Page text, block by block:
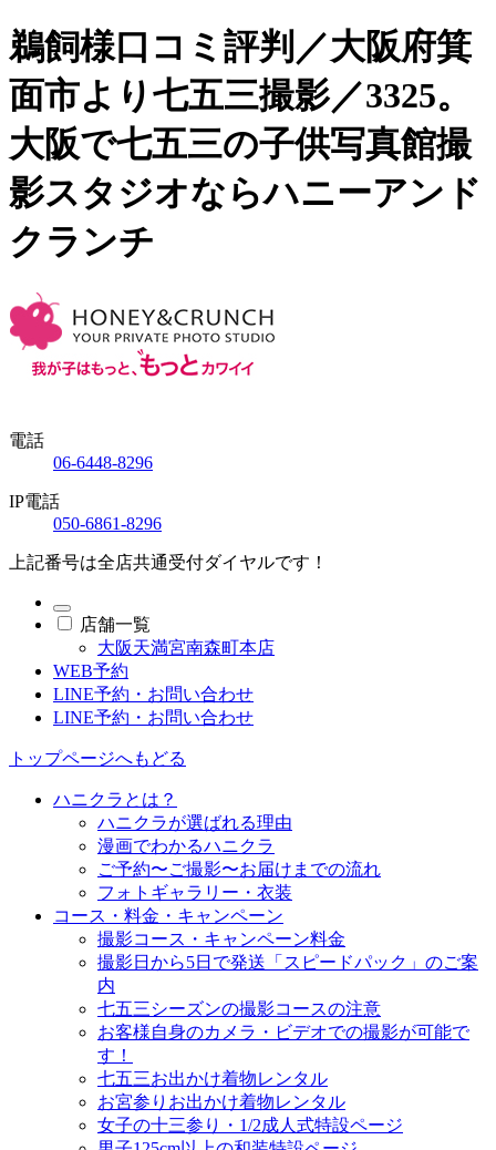
鵜飼様口コミ評判／大阪府箕
面市より七五三撮影／3325。
大阪で七五三の子供写真館撮
影スタジオならハニーアンド
クランチ
電話
06-6448-8296
IP電話
050-6861-8296
上記番号は全店共通受付ダイヤルです！
店舗一覧
大阪天満宮南森町本店
WEB予約
LINE予約・お問い合わせ
LINE予約・お問い合わせ
トップページへもどる
ハニクラとは？
ハニクラが選ばれる理由
漫画でわかるハニクラ
ご予約〜ご撮影〜お届けまでの流れ
フォトギャラリー・衣装
コース・料金・キャンペーン
撮影コース・キャンペーン料金
撮影日から5日で発送「スピードパック」のご案
内
七五三シーズンの撮影コースの注意
お客様自身のカメラ・ビデオでの撮影が可能で
す！
七五三お出かけ着物レンタル
お宮参りお出かけ着物レンタル
女子の十三参り・1/2成人式特設ページ